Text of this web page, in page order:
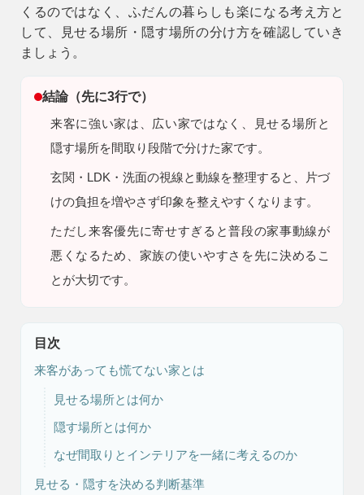
くるのではなく、ふだんの暮らしも楽になる考え方と
して、見せる場所・隠す場所の分け方を確認していき
ましょう。
結論（先に3行で）
来客に強い家は、広い家ではなく、見せる場所と
隠す場所を間取り段階で分けた家です。
玄関・LDK・洗面の視線と動線を整理すると、片づ
けの負担を増やさず印象を整えやすくなります。
ただし来客優先に寄せすぎると普段の家事動線が
悪くなるため、家族の使いやすさを先に決めるこ
とが大切です。
目次
来客があっても慌てない家とは
見せる場所とは何か
隠す場所とは何か
なぜ間取りとインテリアを一緒に考えるのか
見せる・隠すを決める判断基準
リフォーム
0120-37-7611
アフターメンテナンス
営業時間 9時〜17時（定休／水曜日）
04-2950-7171
事業用
04-2968-5522
注文住宅
アフターメンテナンス 安心保証制度